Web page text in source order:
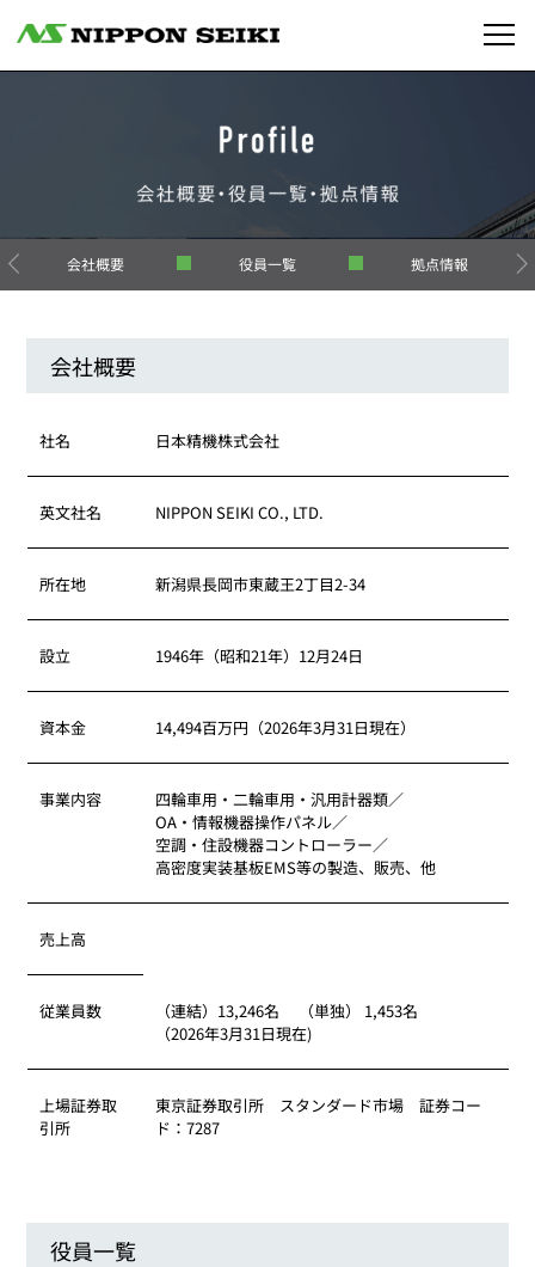
会社概要 役員一覧 拠点情報
会社概要
社名 日本精機株式会社
英文社名 NIPPON SEIKI CO., LTD.
所在地 新潟県長岡市東蔵王2丁目2-34
設立 1946年（昭和21年）12月24日
資本金 14,494百万円（2026年3月31日現在）
事業内容
四輪車用・二輪車用・汎用計器類／
OA・情報機器操作パネル／
空調・住設機器コントローラー／
高密度実装基板EMS等の製造、販売、他
売上高
従業員数
（連結）13,246名 （単独） 1,453名
（2026年3月31日現在)
上場証券取
引所
東京証券取引所 スタンダード市場 証券コー
ド：7287
役員一覧